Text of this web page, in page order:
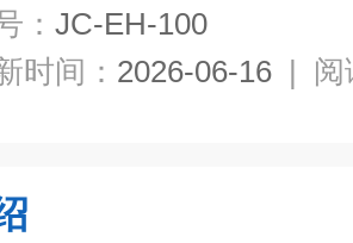
： JC-EH-100
时间： 2026-06-16 | 阅